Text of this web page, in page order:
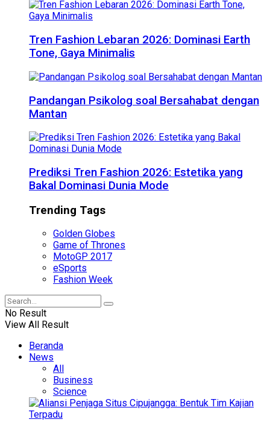
Tren Fashion Lebaran 2026: Dominasi Earth
Tone, Gaya Minimalis
Pandangan Psikolog soal Bersahabat dengan
Mantan
Prediksi Tren Fashion 2026: Estetika yang
Bakal Dominasi Dunia Mode
Trending Tags
Golden Globes
Game of Thrones
MotoGP 2017
eSports
Fashion Week
No Result
View All Result
Beranda
News
All
Business
Science